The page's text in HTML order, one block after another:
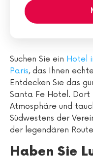
Suchen Sie ein Hotel
Paris, das Ihnen
Entdecken Sie das
Santa Fe Hotel. Dort
Atmosphäre und
Südwestens der
der legendären
Haben Sie